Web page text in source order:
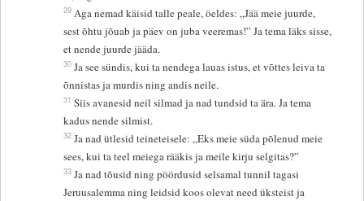
29 Aga nemad käisid talle peale, öeldes: „Jää meie juurde,
sest õhtu jõuab ja päev on juba veeremas!” Ja tema läks sisse,
et nende juurde jääda.
30 Ja see sündis, kui ta nendega lauas istus, et võttes leiva ta
õnnistas ja murdis ning andis neile.
31 Siis avanesid neil silmad ja nad tundsid ta ära. Ja tema
kadus nende silmist.
32 Ja nad ütlesid teineteisele: „Eks meie süda põlenud meie
sees, kui ta teel meiega rääkis ja meile kirju selgitas?”
33 Ja nad tõusid ning pöördusid selsamal tunnil tagasi
Jeruusalemma ning leidsid koos olevat need üksteist ja